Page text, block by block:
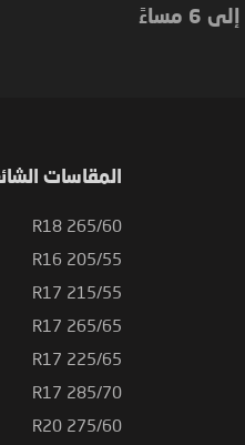
المقاسات
265/60 R18
205/55 R16
215/55 R17
265/65 R17
225/65 R17
285/70 R17
275/60 R20